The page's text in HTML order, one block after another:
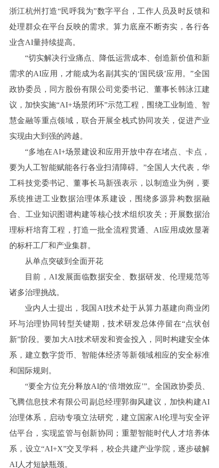
浙江杭州打造“民呼我为”数字平台，工作人员及时反馈和
处理群众在平台反映的需求。算力底座不断夯实，各行各
业含AI量持续提高。
“切实解决行业痛点、降低运营成本、创造新价值和新
需求的AI应用，才能成为名副其实的‘国民级’应用。”全国
政协委员，同方股份有限公司党委书记、董事长韩泳江建
议，加快实施“AI+场景闭环”示范工程，围绕工业制造、智
慧金融等重点领域，联合开展全栈式协同攻关，促进产业
实现由大到强的跨越。
“多地在AI+场景建设和应用开放中存在堵点、卡点，
要为人工智能赋能各行各业扫清障碍。”全国人大代表，华
工科技党委书记、董事长马新强表示，以制造业为例，要
系统推进工业数据治理体系建设，围绕多源异构数据融
合、工业知识图谱构建等核心技术组织攻关；开展数据治
理标杆培育工程，打造一批全流程贯通、AI应用成效显著
的标杆工厂和产业集群。
从单点突破到全面开花
目前，AI发展面临数据安全、数据研发、伦理规范等
诸多治理挑战。
业内人士提出，我国AI技术处于从算力基建向商业闭
环与治理协同转型关键期，技术研发总体停留在“点状创
新”阶段。要加大AI技术研发和资金投入，同时构建安全体
系，建立数字货币、智能体经济等新领域相应的安全标准
和国际规则。
“要全方位充分释放AI的‘倍增效应’”。全国政协委员、
飞腾信息技术有限公司副总经理郭御风建议，加快构建AI
治理体系，启动专项立法研究，建立国家AI伦理与安全评
估平台，实现监管与创新协同；重塑智能时代人才培养体
系，设立“AI+X”交叉学科，校企共建产业学院，逐步破解
AI人才短缺瓶颈。